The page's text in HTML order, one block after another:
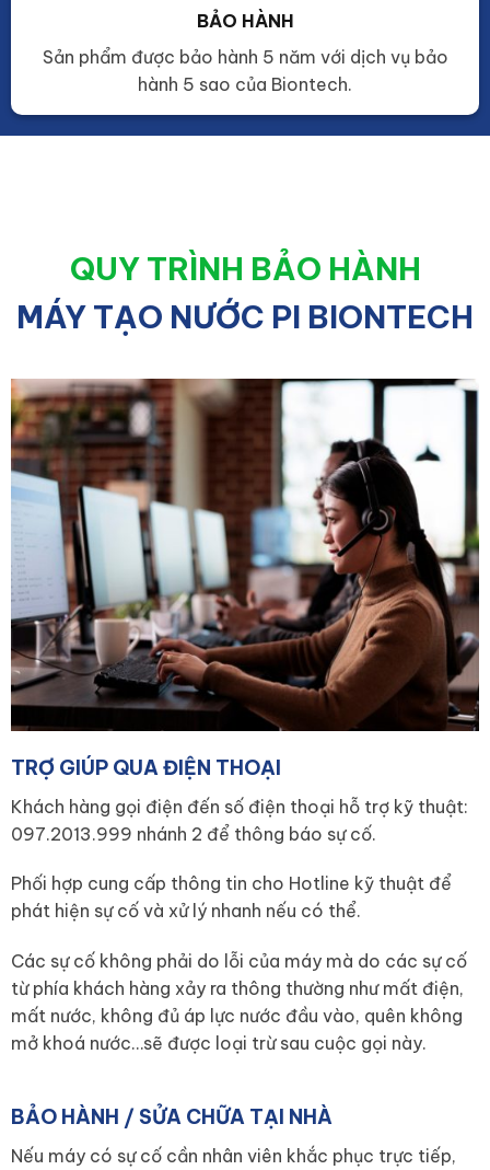
BẢO HÀNH
Sản phẩm được bảo hành 5 năm với dịch vụ bảo
hành 5 sao của Biontech.
QUY TRÌNH BẢO HÀNH
MÁY TẠO NƯỚC PI BIONTECH
TRỢ GIÚP QUA ĐIỆN THOẠI
Khách hàng gọi điện đến số điện thoại hỗ trợ kỹ thuật:
097.2013.999 nhánh 2 để thông báo sự cố.
Phối hợp cung cấp thông tin cho Hotline kỹ thuật để
phát hiện sự cố và xử lý nhanh nếu có thể.
Các sự cố không phải do lỗi của máy mà do các sự cố
từ phía khách hàng xảy ra thông thường như mất điện,
mất nước, không đủ áp lực nước đầu vào, quên không
mở khoá nước…sẽ được loại trừ sau cuộc gọi này.
BẢO HÀNH / SỬA CHỮA TẠI NHÀ
Nếu máy có sự cố cần nhân viên khắc phục trực tiếp,